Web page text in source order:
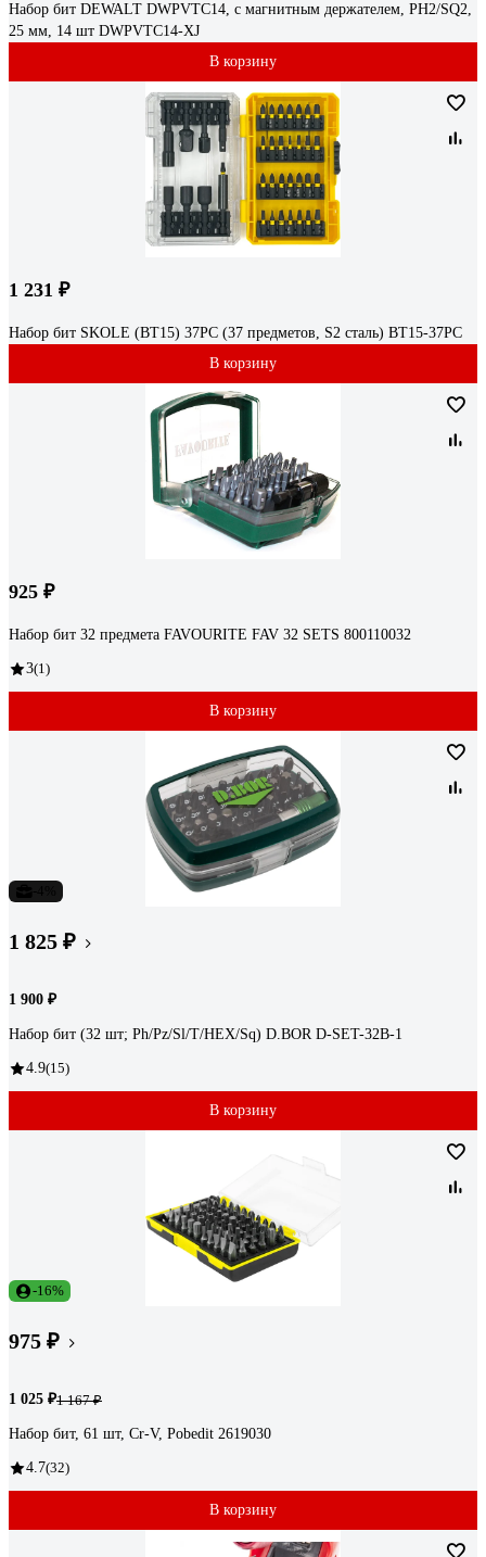
Набор бит DEWALT DWPVTC14, с магнитным держателем, PH2/SQ2,
25 мм, 14 шт DWPVTC14-XJ
В корзину
1 231 ₽
Набор бит SKOLE (BT15) 37PC (37 предметов, S2 сталь) BT15-37PC
В корзину
925 ₽
Набор бит 32 предмета FAVOURITE FAV 32 SETS 800110032
3(1)
В корзину
1 825 ₽
1 900 ₽
Набор бит (32 шт; Ph/Pz/Sl/Т/HEX/Sq) D.BOR D-SET-32B-1
4.9(15)
В корзину
-16%
975 ₽
1 025 ₽1 167 ₽
Набор бит, 61 шт, Cr-V, Pobedit 2619030
4.7(32)
В корзину